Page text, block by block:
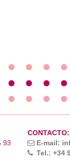
93
CONTACTO:
E-mail:
Tel.: +34